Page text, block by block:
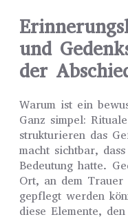
und
der
Warum ist ein
Ganz simpel:
strukturieren das
macht sichtbar,
Bedeutung hatte.
Ort, an dem Trauer
gepflegt werden
diese Elemente,